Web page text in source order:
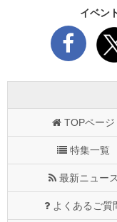
イベン
TOPページ
特集一覧
最新ニュース
よくあるご質